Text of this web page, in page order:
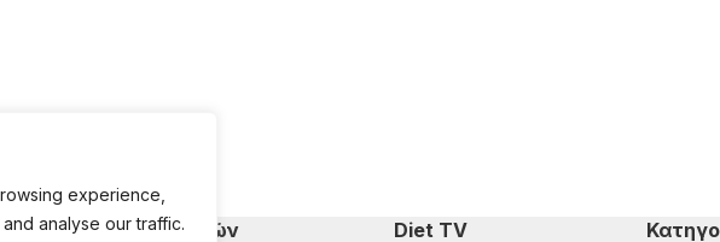
experience,
analyse our traffic.
Κατηγορίες Εκπομπών Diet TV